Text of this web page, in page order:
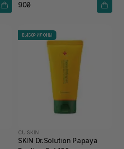
90₴
ВЫБОР ИЛОНЫ
CU SKIN
SKIN Dr.Solution Papaya